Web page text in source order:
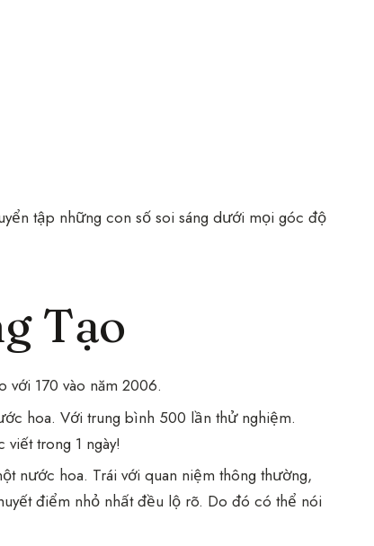
tập những con số soi sáng dưới mọi góc độ
Tạo
với 170 vào năm 2006.
hoa. Với trung bình 500 lần thử nghiệm.
trong 1 ngày!
nước hoa. Trái với quan niệm thông thường,
điểm nhỏ nhất đều lộ rõ. Do đó có thể nói